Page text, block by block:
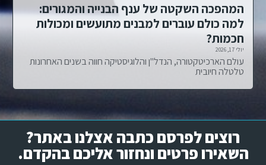
המהפכה השקטה של ענף הבנייה והמגורים:
למה כולם עוברים למבנים מתועשים ומכולות
חכמות?
יולי 17, 2026
עולם הארכיטקטורה, הנדל"ן והלוגיסטיקה חווה בשנים האחרונות
טלטלה חיובית
רוצים לפרסם כתבה אצלנו באתר?
השאירו פרטים ונחזור אליכם בהקדם.​